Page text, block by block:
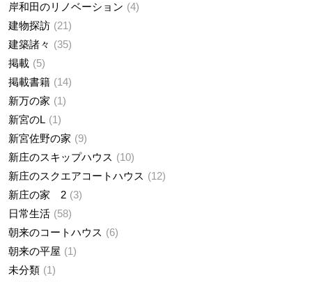
岸和田のリノベーション
4
建物探訪
21
建築諸々
35
掲載
5
掲載書籍
14
新万の家
1
新宮のL
1
新宮佐野の家
9
新庄のスキップハウス
10
新庄のスクエアコートハウス
12
新庄の家 2 3
日常生活
58
朝来のコートハウス
6
朝来の平屋
1
未分類
1